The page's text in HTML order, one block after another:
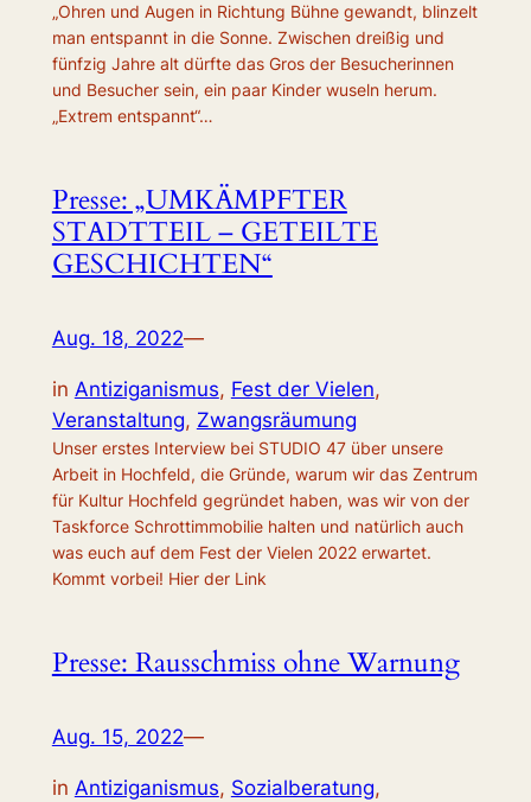
„Ohren und Augen in Richtung Bühne gewandt, blinzelt
man entspannt in die Sonne. Zwischen dreißig und
fünfzig Jahre alt dürfte das Gros der Besucherinnen
und Besucher sein, ein paar Kinder wuseln herum.
„Extrem entspannt“…
Presse: „UMKÄMPFTER
STADTTEIL – GETEILTE
GESCHICHTEN“
Aug. 18, 2022—
in Antiziganismus, Fest der Vielen
Veranstaltung, Zwangsräumung
Unser erstes Interview bei STUDIO 47 über unsere
Arbeit in Hochfeld, die Gründe, warum wir das Zentrum
für Kultur Hochfeld gegründet haben, was wir von der
Taskforce Schrottimmobilie halten und natürlich auch
was euch auf dem Fest der Vielen 2022 erwartet.
Kommt vorbei! Hier der Link
Presse: Rausschmiss ohne Warnung
Aug. 15, 2022—
in Antiziganismus, Sozialberatung